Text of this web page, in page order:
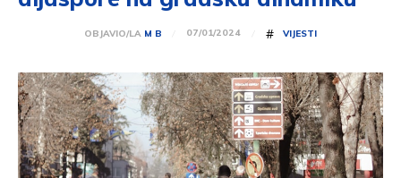
OBJAVIO/LA M B 07/01/2024 # VIJESTI